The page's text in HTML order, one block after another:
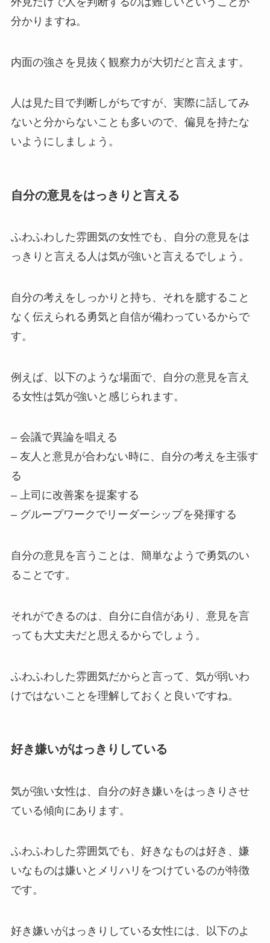
分かりますね。
内面の強さを見抜く観察力が大切だと言えます。
人は見た目で判断しがちですが、実際に話してみ
ないと分からないことも多いので、偏見を持たな
いようにしましょう。
自分の意見をはっきりと言える
ふわふわした雰囲気の女性でも、自分の意見をは
っきりと言える人は気が強いと言えるでしょう。
自分の考えをしっかりと持ち、それを臆すること
なく伝えられる勇気と自信が備わっているからで
す。
例えば、以下のような場面で、自分の意見を言え
る女性は気が強いと感じられます。
– 会議で異論を唱える
– 友人と意見が合わない時に、自分の考えを主張す
る
– 上司に改善案を提案する
– グループワークでリーダーシップを発揮する
自分の意見を言うことは、簡単なようで勇気のい
ることです。
それができるのは、自分に自信があり、意見を言
っても大丈夫だと思えるからでしょう。
ふわふわした雰囲気だからと言って、気が弱いわ
けではないことを理解しておくと良いですね。
好き嫌いがはっきりしている
気が強い女性は、自分の好き嫌いをはっきりさせ
ている傾向にあります。
ふわふわした雰囲気でも、好きなものは好き、嫌
いなものは嫌いとメリハリをつけているのが特徴
です。
好き嫌いがはっきりしている女性には、以下のよ